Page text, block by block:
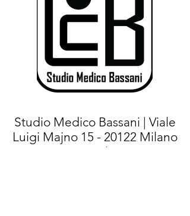
Studio Medico Bassani | Viale
Luigi Majno 15 - 20122 Milano
(MI) |